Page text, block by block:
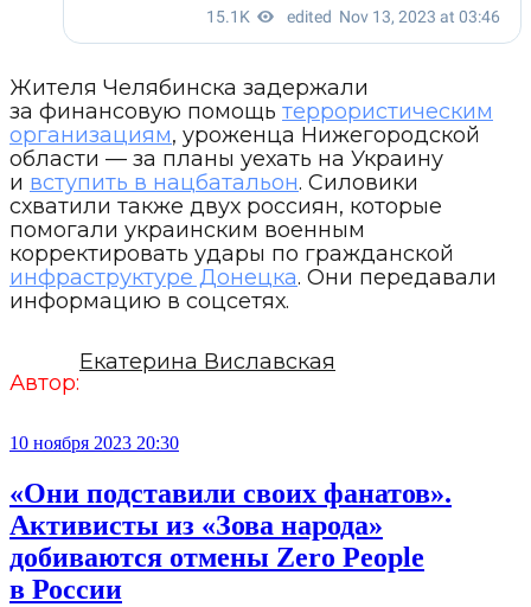
Жителя Челябинска задержали
за финансовую помощь террористическим
организациям, уроженца Нижегородской
области — за планы уехать на Украину
и вступить в нацбатальон. Силовики
схватили также двух россиян, которые
помогали украинским военным
корректировать удары по гражданской
инфраструктуре Донецка. Они передавали
информацию в соцсетях.
Автор:
Екатерина Виславская
10 ноября 2023 20:30
«Они подставили своих фанатов».
Активисты из «Зова народа»
добиваются отмены Zero People
в России